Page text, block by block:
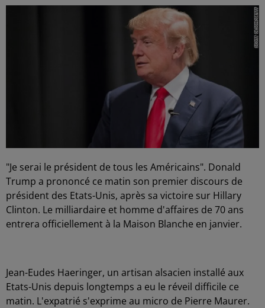
"Je serai le président de tous les Américains". Donald
Trump a prononcé ce matin son premier discours de
président des Etats-Unis, après sa victoire sur Hillary
Clinton. Le milliardaire et homme d'affaires de 70 ans
entrera officiellement à la Maison Blanche en janvier.
Jean-Eudes Haeringer, un artisan alsacien installé aux
Etats-Unis depuis longtemps a eu le réveil difficile ce
matin. L'expatrié s'exprime au micro de Pierre Maurer.